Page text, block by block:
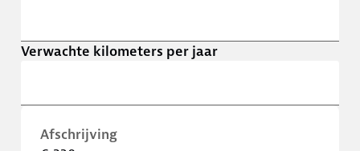
Verwachte kilometers per jaar
Afschrijving